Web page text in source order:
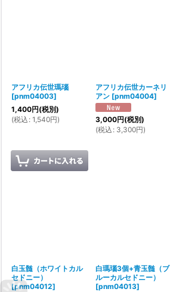
アフリカ伝世瑪瑙
[pnm04003]
1,400円(税別)
(税込 : 1,540円)
アフリカ伝世カーネリ
アン [pnm04004]
3,000円(税別)
(税込 : 3,300円)
白玉髄（ホワイトカル
セドニー）
[pnm04012]
白瑪瑙3個+青玉髄（ブ
ルーカルセドニー）
[pnm04013]